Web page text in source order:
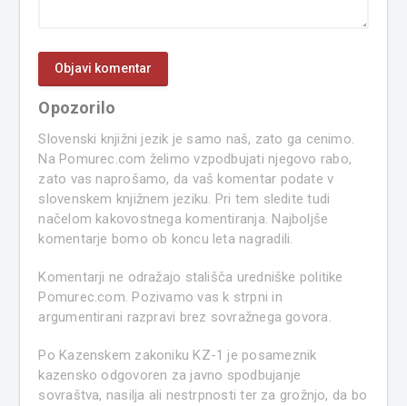
Opozorilo
Slovenski knjižni jezik je samo naš, zato ga cenimo.
Na Pomurec.com želimo vzpodbujati njegovo rabo,
zato vas naprošamo, da vaš komentar podate v
slovenskem knjižnem jeziku. Pri tem sledite tudi
načelom kakovostnega komentiranja. Najboljše
komentarje bomo ob koncu leta nagradili.
Komentarji ne odražajo stališča uredniške politike
Pomurec.com. Pozivamo vas k strpni in
argumentirani razpravi brez sovražnega govora.
Po Kazenskem zakoniku KZ-1 je posameznik
kazensko odgovoren za javno spodbujanje
sovraštva, nasilja ali nestrpnosti ter za grožnjo, da bo